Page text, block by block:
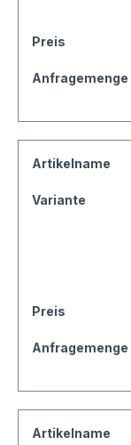
Preis
Anfragemenge
Artikelname
Variante
Preis
Anfragemenge
Artikelname